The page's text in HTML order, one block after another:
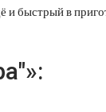
и быстрый в